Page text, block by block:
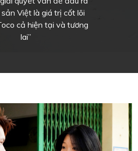
Việt là giá trị cốt lõi
cả hiện tại và tương
lai”